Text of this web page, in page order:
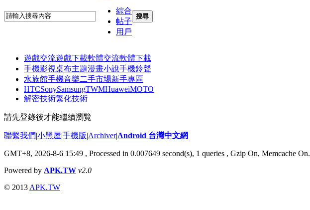
綜合
帖子
用戶
搜尋
遊戲交流遊戲下載軟體交流軟體下載
手機影視桌布主題漫畫小說手機鈴聲
水族館手機音樂二手市場新手專區
HTCSonySamsungTWMHuaweiMOTO
解密技術繁化技術
請先登錄後才能繼續瀏覽
聯繫我們|小黑屋|手機版|Archiver|Android 台灣中文網
GMT+8, 2026-8-6 15:49 , Processed in 0.007649 second(s), 1 queries , Gzip On, Memcache On.
Powered by APK.TW v2.0
© 2013 APK.TW